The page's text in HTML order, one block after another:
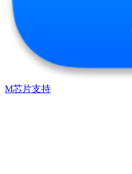
M芯片支持